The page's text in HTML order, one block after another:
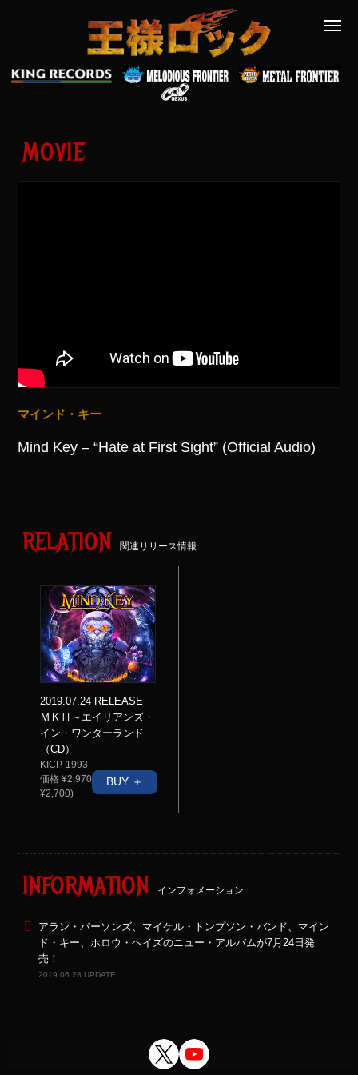
MOVIE
マインド・キー
Mind Key – “Hate at First Sight” (Official Audio)
RELATION 関連リリース情報
2019.07.24 RELEASE
ＭＫⅢ～エイリアンズ・
イン・ワンダーランド
（CD）
KICP-1993
価格 ¥2,970(税抜価格
¥2,700)
BUY ＋
INFORMATION インフォメーション
アラン・パーソンズ、マイケル・トンプソン・バンド、マイン
ド・キー、ホロウ・ヘイズのニュー・アルバムが7月24日発
売！
2019.06.28 UPDATE